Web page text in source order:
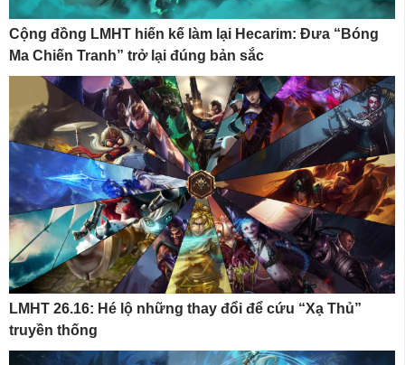
Cộng đồng LMHT hiến kế làm lại Hecarim: Đưa “Bóng
Ma Chiến Tranh” trở lại đúng bản sắc
LMHT 26.16: Hé lộ những thay đổi để cứu “Xạ Thủ”
truyền thống